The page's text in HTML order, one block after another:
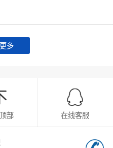
多
部 在线客服